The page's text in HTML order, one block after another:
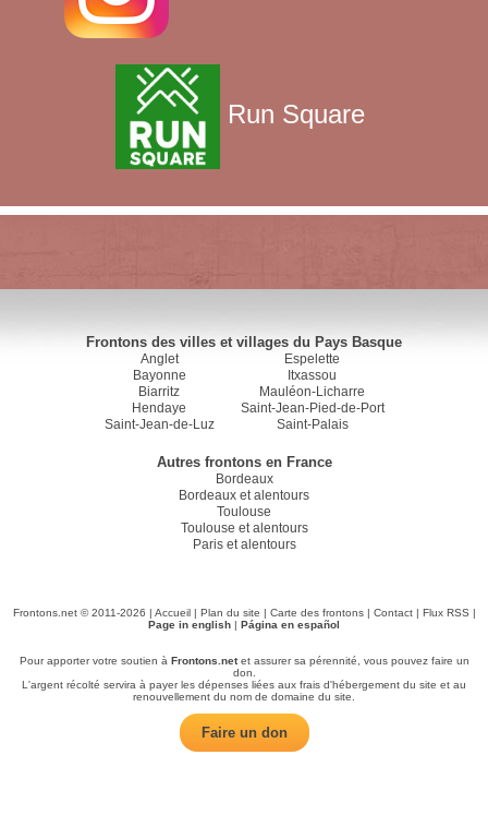
Run Square
Frontons des villes et villages du Pays Basque
Anglet
Bayonne
Biarritz
Hendaye
Saint-Jean-de-Luz
Espelette
Itxassou
Mauléon-Licharre
Saint-Jean-Pied-de-Port
Saint-Palais
Autres frontons en France
Bordeaux
Bordeaux et alentours
Toulouse
Toulouse et alentours
Paris et alentours
Frontons.net © 2011-2026 | Accueil| Plan du site | Carte des frontons| Contact| Flux RSS |
Page in english | Página en español
Pour apporter votre soutien à Frontons.netet assurer sa pérennité, vous pouvez faire un
don.
L'argent récolté servira à payer les dépenses liées aux frais d'hébergement du site et au
renouvellement du nom de domaine du site.
Faire un don